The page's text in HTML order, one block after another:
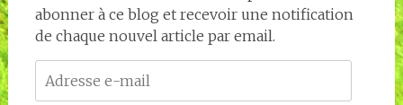
abonner à ce blog et recevoir une notification
de chaque nouvel article par email.
Adresse
e-